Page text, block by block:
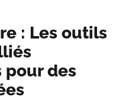
: Les outils
des